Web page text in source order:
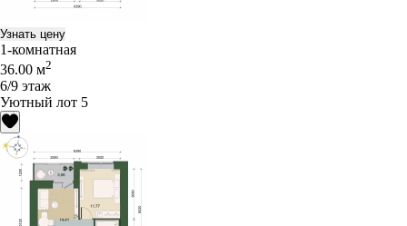
Узнать цену
1-комнатная
36.00 м2
6/9 этаж
Уютный лот 5